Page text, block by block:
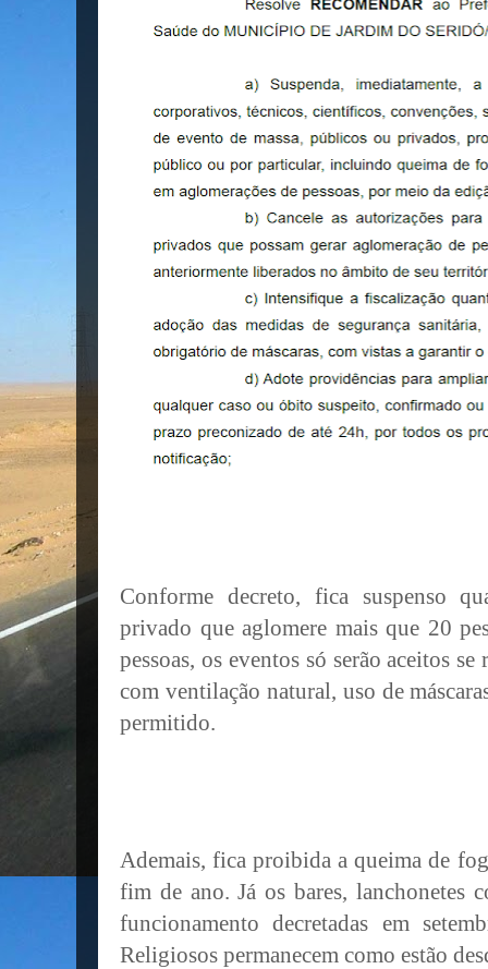
Conforme decreto, fica suspenso
privado que aglomere mais que 20
pessoas, os eventos só serão aceitos
com ventilação natural, uso de
permitido.
Ademais, fica proibida a queima de
fim de ano. Já os bares, lanchonetes
funcionamento decretadas em
Religiosos permanecem como estão